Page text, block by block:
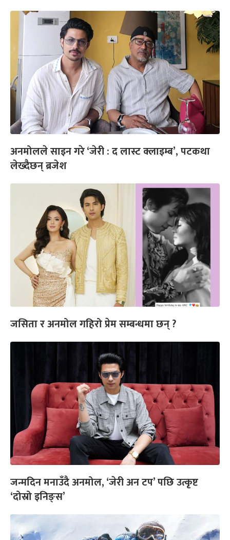
अनमोलले साइन गरे ‘जेरी : द लास्ट क्लाइम्ब’, पटकथा
लेख्दैछन् ब्रजेश
जसिता र अनमोल गहिरो प्रेम सम्बन्धमा छन् ?
जन्मदिन मनाउँदै अनमोल, ‘जेरी अन टप’ पछि उत्कृष्ट
‘दोस्रो इनिङ्स’